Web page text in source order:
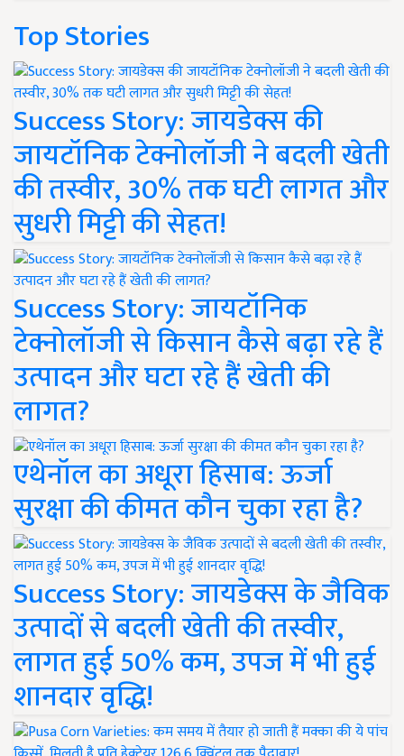
Top Stories
Success Story: जायडेक्स की
जायटॉनिक टेक्नोलॉजी ने बदली खेती
की तस्वीर, 30% तक घटी लागत और
सुधरी मिट्टी की सेहत!
Success Story: जायटॉनिक
टेक्नोलॉजी से किसान कैसे बढ़ा रहे हैं
उत्पादन और घटा रहे हैं खेती की
लागत?
एथेनॉल का अधूरा हिसाब: ऊर्जा
सुरक्षा की कीमत कौन चुका रहा है?
Success Story: जायडेक्स के जैविक
उत्पादों से बदली खेती की तस्वीर,
लागत हुई 50% कम, उपज में भी हुई
शानदार वृद्धि!